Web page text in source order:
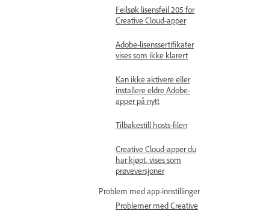
Feilsøk lisensfeil 205 for
Creative Cloud-apper
Adobe-lisenssertifikater
vises som ikke klarert
Kan ikke aktivere eller
installere eldre Adobe-
apper på nytt
Tilbakestill hosts-filen
Creative Cloud-apper du
har kjøpt, vises som
prøveversjoner
Problem med app-innstillinger
Problemer med Creative